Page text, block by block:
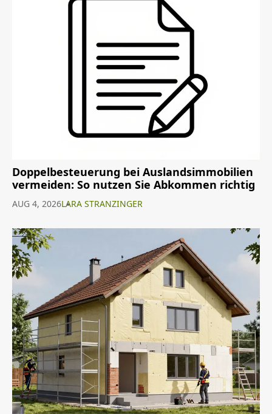
Doppelbesteuerung bei Auslandsimmobilien
vermeiden: So nutzen Sie Abkommen richtig
AUG 4, 2026LARA STRANZINGER